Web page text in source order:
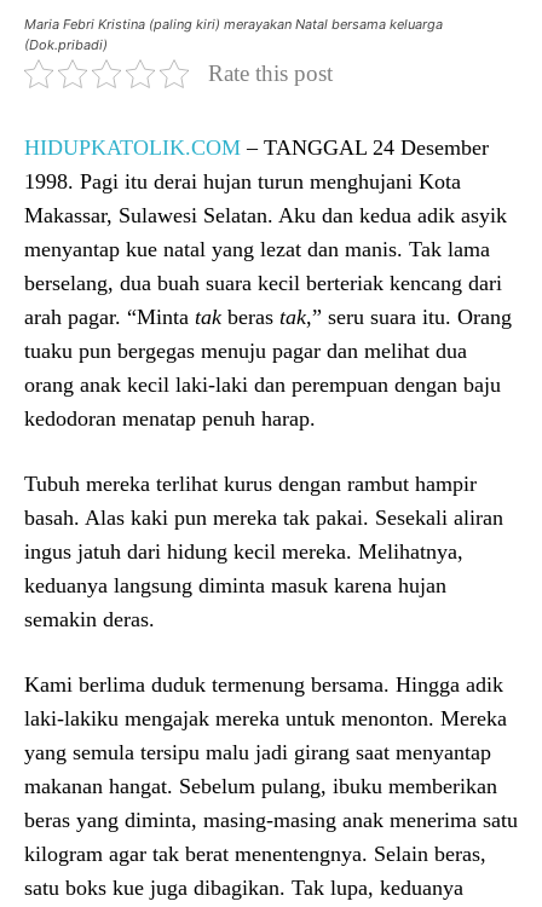
Maria Febri Kristina (paling kiri) merayakan Natal bersama keluarga
(Dok.pribadi)
Rate this post
HIDUPKATOLIK.COM – TANGGAL 24 Desember
1998. Pagi itu derai hujan turun menghujani Kota
Makassar, Sulawesi Selatan. Aku dan kedua adik asyik
menyantap kue natal yang lezat dan manis. Tak lama
berselang, dua buah suara kecil berteriak kencang dari
arah pagar. “Minta tak beras tak,” seru suara itu. Orang
tuaku pun bergegas menuju pagar dan melihat dua
orang anak kecil laki-laki dan perempuan dengan baju
kedodoran menatap penuh harap.
Tubuh mereka terlihat kurus dengan rambut hampir
basah. Alas kaki pun mereka tak pakai. Sesekali aliran
ingus jatuh dari hidung kecil mereka. Melihatnya,
keduanya langsung diminta masuk karena hujan
semakin deras.
Kami berlima duduk termenung bersama. Hingga adik
laki-lakiku mengajak mereka untuk menonton. Mereka
yang semula tersipu malu jadi girang saat menyantap
makanan hangat. Sebelum pulang, ibuku memberikan
beras yang diminta, masing-masing anak menerima satu
kilogram agar tak berat menentengnya. Selain beras,
satu boks kue juga dibagikan. Tak lupa, keduanya